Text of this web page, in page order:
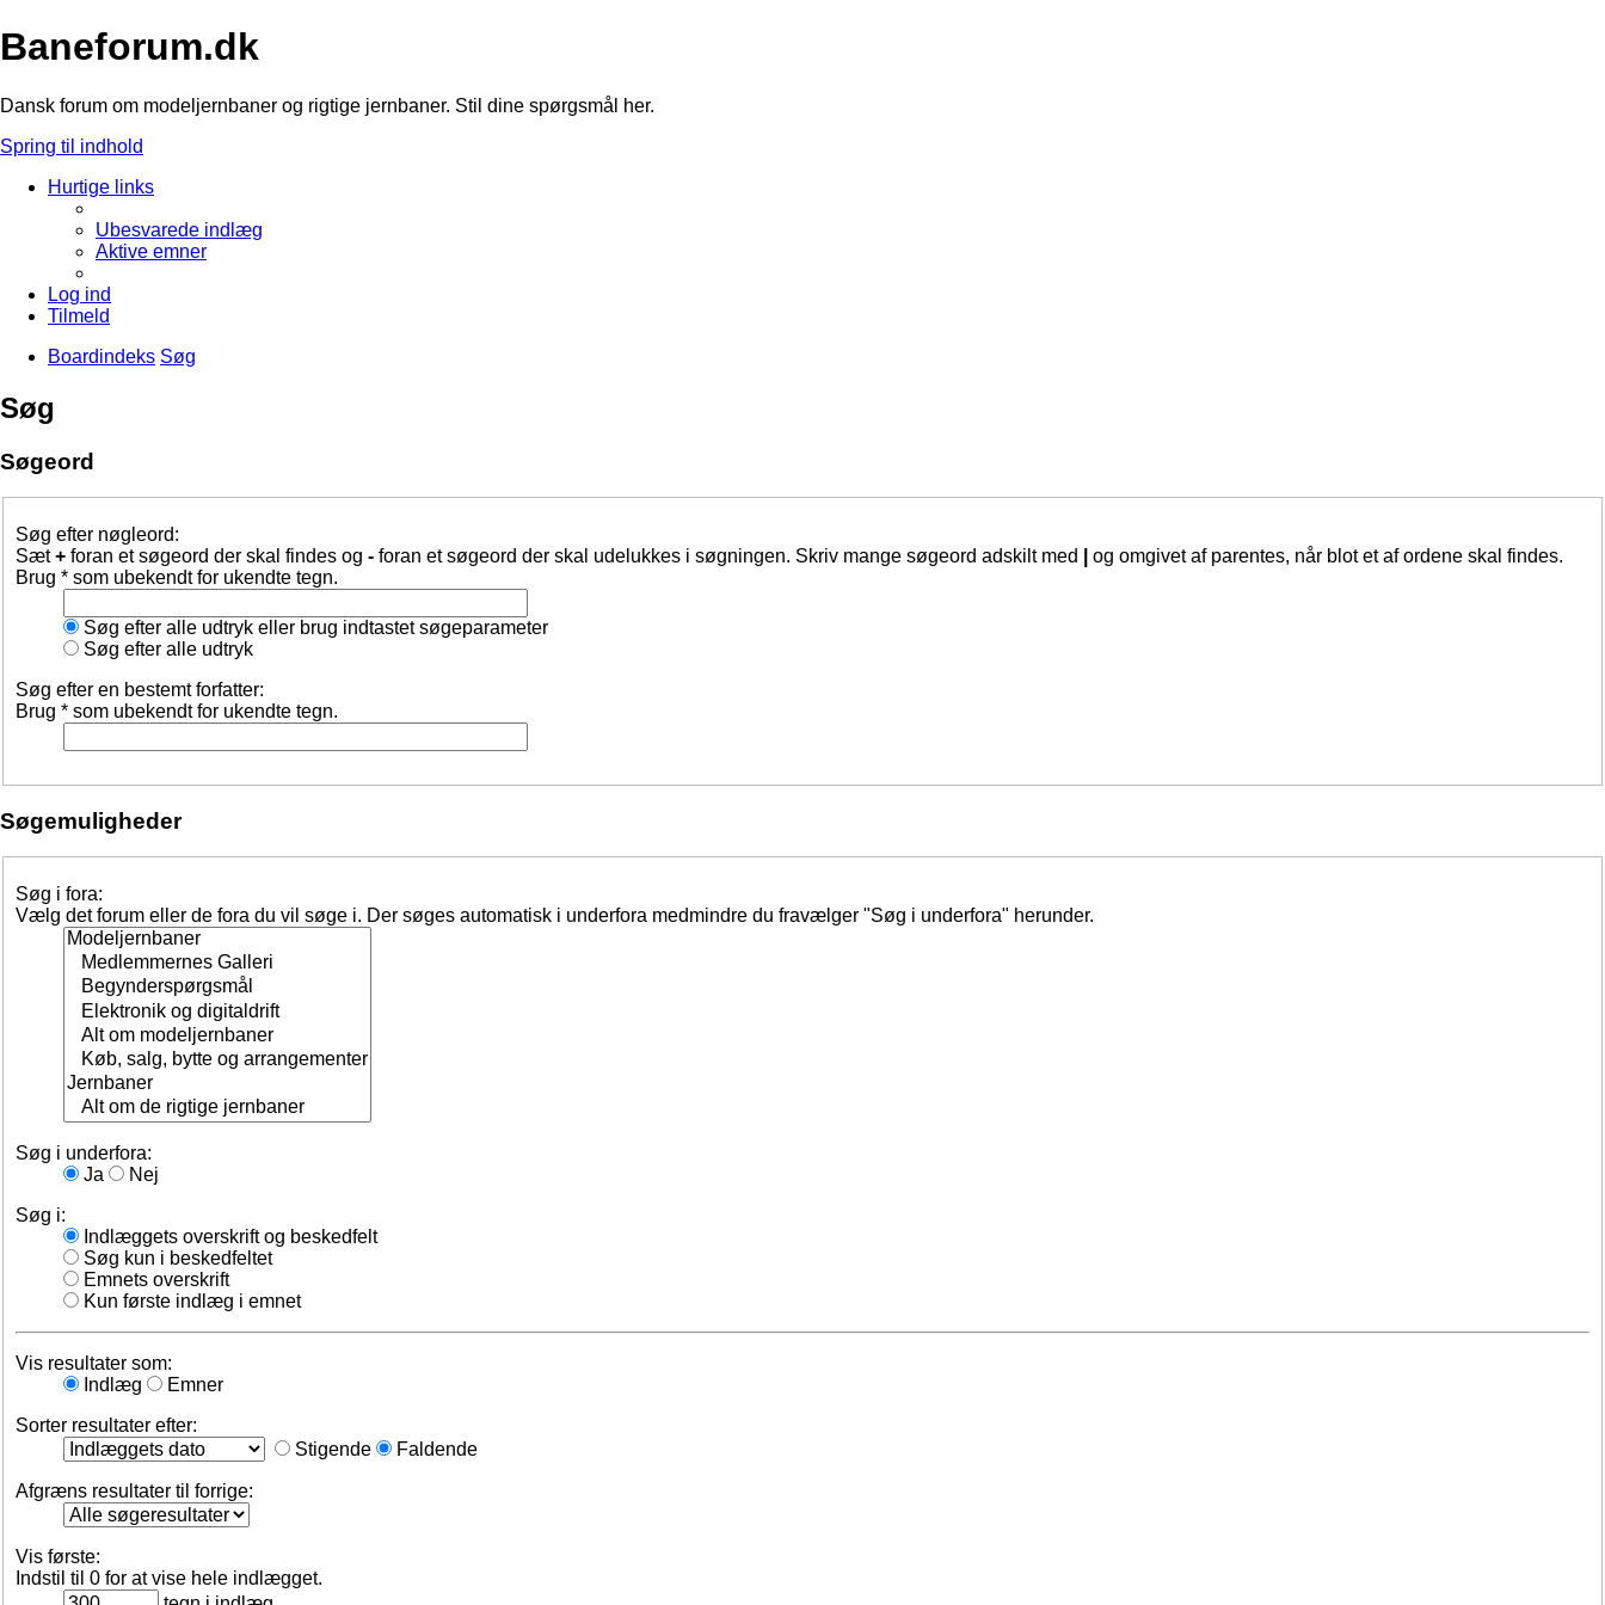
Baneforum.dk
Dansk forum om modeljernbaner og rigtige jernbaner. Stil dine spørgsmål her.
Spring til indhold
Hurtige links
Ubesvarede indlæg
Aktive emner
Log ind
Tilmeld
Boardindeks Søg
Søg
Søgeord
Søg efter nøgleord:
Sæt+ foran et søgeord der skal findes og - foran et søgeord der skal udelukkes i søgningen. Skriv mange søgeord adskilt med
og omgivet af parentes, når blot et af ordene skal findes.
Brug * som ubekendt for ukendte tegn.
Søg efter alle udtryk eller brug indtastet søgeparameter
Søg efter alle udtryk
Søg efter en bestemt forfatter:
Brug * som ubekendt for ukendte tegn.
Søgemuligheder
Søg i fora:
Vælg det forum eller de fora du vil søge i. Der søges automatisk i underfora medmindre du fravælger "Søg i underfora" herunder.
Søg i underfora:
Ja
Nej
Søg i:
Indlæggets overskrift og beskedfelt
Søg kun i beskedfeltet
Emnets overskrift
Kun første indlæg i emnet
Vis resultater som:
Indlæg
Emner
Sorter resultater efter:
Stigende
Faldende
Afgræns resultater til forrige:
Vis første:
Indstil til 0 for at vise hele indlægget.